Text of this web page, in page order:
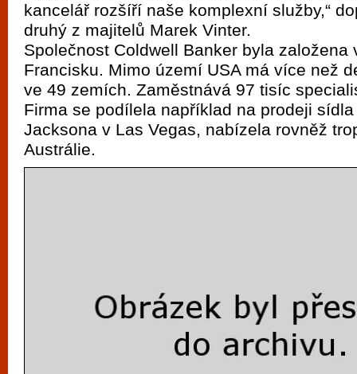
kancelář rozšíří naše komplexní služby,“
druhý z majitelů Marek Vinter.
Společnost Coldwell Banker byla založena
Francisku. Mimo území USA má více než
ve 49 zemích. Zaměstnává 97 tisíc
Firma se podílela například na prodeji
Jacksona v Las Vegas, nabízela rovněž
Austrálie.